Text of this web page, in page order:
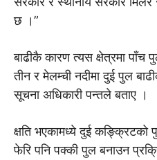
छ ।”
बाढीकै कारण त्यस क्षेत्रमा पाँच
तीन र मेलम्ची नदीमा दुई पुल
सूचना अधिकारी पन्तले बताए ।
क्षति भएकामध्ये दुई कङ्क्रिटको
फेरि पनि पक्की पुल बनाउन